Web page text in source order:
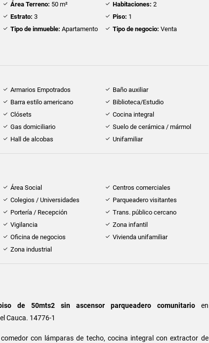
Área Terreno: 50 m² Habitaciones: 2
Estrato: 3 Piso: 1
Tipo de inmueble: Apartamento Tipo de negocio: Venta
Armarios Empotrados
Baño auxiliar
Barra estilo americano
Biblioteca/Estudio
Clósets
Cocina integral
Gas domiciliario
Suelo de cerámica / mármol
Hall de alcobas Unifamiliar
Área Social
Centros comerciales
Colegios / Universidades
Parqueadero visitantes
Portería / Recepción
Trans. público cercano
Vigilancia
Zona infantil
Oficina de negocios
Vivienda unifamiliar
Zona industrial
de 50mts2 sin ascensor parqueadero comunitarioen
Cauca. 14776-1
con lámparas de techo, cocina integral con extractor de